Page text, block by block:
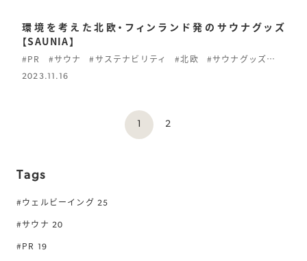
環境を考えた北欧・フィンランド発のサウナグッズ
【SAUNIA】
#PR #サウナ #サステナビリティ #北欧 #サウナグッズ
2023.11.16
1 2
Tags
#ウェルビーイング 25
#サウナ 20
#PR 19